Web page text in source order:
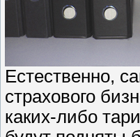
Естественно,
страхового
каких-либо